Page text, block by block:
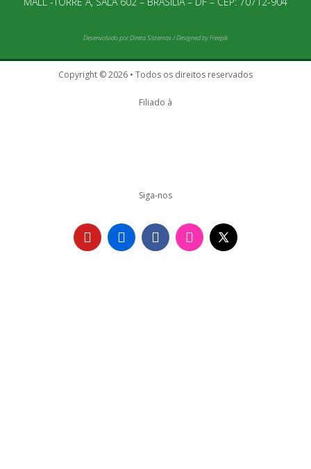
Desenvolvido porDireta Sistemas/Designed by Freepik
Copyright © 2026 • Todos os direitos reservados
Filiado à
Siga-nos